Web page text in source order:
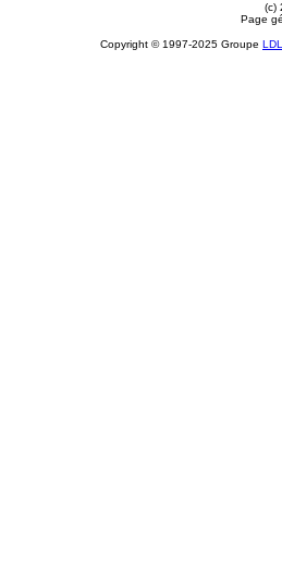
(c)
Page
Copyright © 1997-2025 Groupe